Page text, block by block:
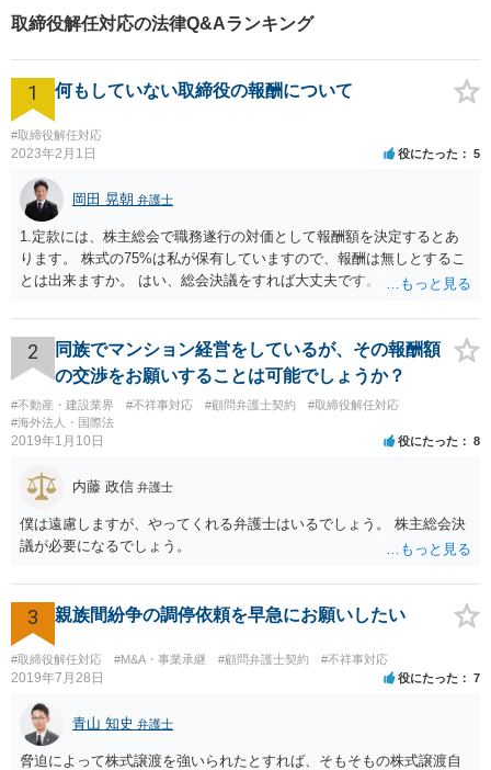
したという声をいただいてお
ります。
取締役解任対応の法律Q&Aランキング
1 何もしていない取締役の報酬について
#取締役解任対応
2023年2月1日 役にたった 5
岡田 晃朝 弁護士
1.定款には、株主総会で職務遂行の対価として報酬額を決定するとあ
ります。 株式の75%は私が保有していますので、報酬は無しとするこ
とは出来ますか。 はい、総会決議をすれば大丈夫です。 一応、就任時
必要がありますが、本件では、そういう約束も無いようですし、大丈
夫でしょう。 2.定款には、任期も総会で決めるとありますので、短縮
して、取締役を任期満了で辞めてもらっても良いでしょうか？ 途中で
の退職は正当事由が必要です。 解任は自由に可能ですが、正当事由が
無ければ、損害賠償の対象になります。 もっとも、元より無報酬な
ら、損害が無いようには思いますが、その点、何か言ってくるかもし
2
同族でマンション経営をしているが、その報酬額
の交渉をお願いすることは可能でしょうか？
#不動産・建設業界 #不祥事対応 #顧問弁護士契約
#取締役解任対応
#海外法人・国際法
2019年1月10日 役にたった 8
内藤 政信 弁護士
僕は遠慮しますが、やってくれる弁護士はいるでしょう。 株主総会決
議が必要になるでしょう。
3 親族間紛争の調停依頼を早急にお願いしたい
#取締役解任対応 #M&A・事業承継 #顧問弁護士契約 #不祥事対応
2019年7月28日 役にたった 7
青山 知史 弁護士
脅迫によって株式譲渡を強いられたとすれば、そもそもの株式譲渡自